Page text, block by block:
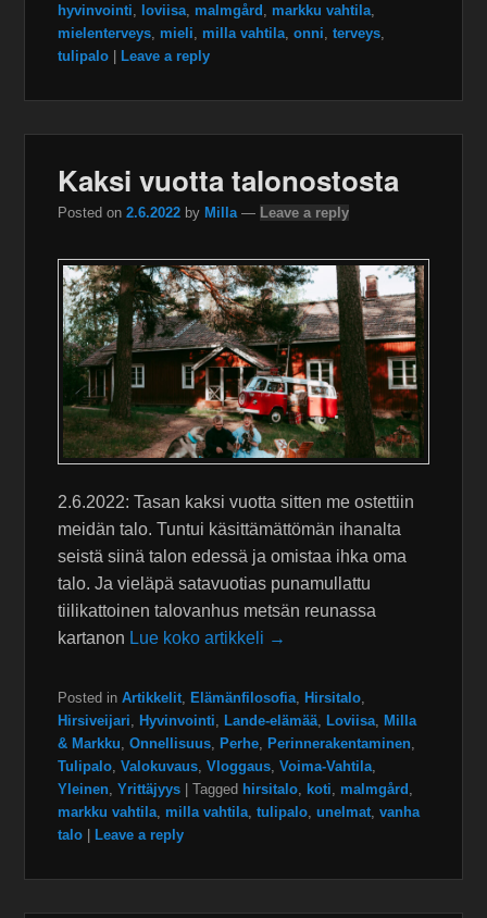
hyvinvointi
loviisa malmgård markku vahtila
mielenterveys mieli milla vahtila ,onni ,terveys
tulipalo | Leave a reply
Kaksi vuotta talonostosta
Posted on2.6.2022 by Milla — Leave a reply
2.6.2022: Tasan kaksi vuotta sitten me ostettiin
meidän talo. Tuntui käsittämättömän ihanalta
seistä siinä talon edessä ja omistaa ihka oma
talo. Ja vieläpä satavuotias punamullattu
tiilikattoinen talovanhus metsän reunassa
kartanon Lue koko artikkeli →
Posted in Artikkelit Elämänfilosofia Hirsitalo
Hirsiveijari
Hyvinvointi Lande-elämää Loviisa Milla
& Markku ,Onnellisuus Perhe Perinnerakentaminen
Tulipalo ,Valokuvaus ,Vloggaus ,Voima-Vahtila
Yleinen ,Yrittäjyys |Tagged hirsitalo koti malmgård
markku vahtila milla vahtila ,tulipalo ,unelmat ,vanha
talo | Leave a reply